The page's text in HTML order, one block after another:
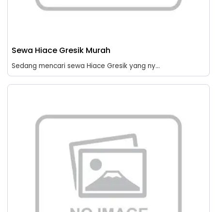
Sewa Hiace Gresik Murah
Sedang mencari sewa Hiace Gresik yang ny...